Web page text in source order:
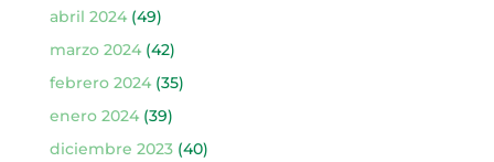
abril 2024(49)
marzo 2024(42)
febrero 2024(35)
enero 2024(39)
diciembre 2023(40)